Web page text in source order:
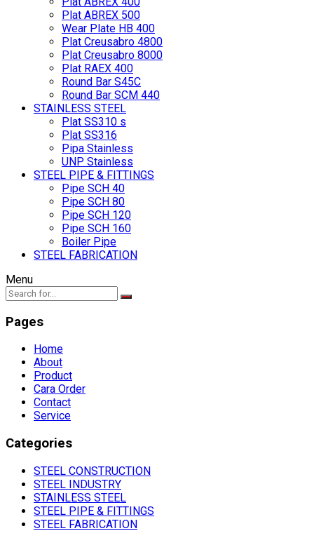
Plat ABREX 500
Wear Plate HB 400
Plat Creusabro 4800
Plat Creusabro 8000
Plat RAEX 400
Round Bar S45C
Round Bar SCM 440
STAINLESS STEEL
Plat SS310 s
Plat SS316
Pipa Stainless
UNP Stainless
STEEL PIPE & FITTINGS
Pipe SCH 40
Pipe SCH 80
Pipe SCH 120
Pipe SCH 160
Boiler Pipe
STEEL FABRICATION
Menu
Pages
Home
About
Product
Cara Order
Contact
Service
Categories
STEEL CONSTRUCTION
STEEL INDUSTRY
STAINLESS STEEL
STEEL PIPE & FITTINGS
STEEL FABRICATION